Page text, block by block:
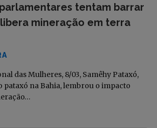
tentam barrar
mineração em terra
das Mulheres, 8/03, Samêhy Pataxó,
pataxó na Bahia, lembrou o impacto